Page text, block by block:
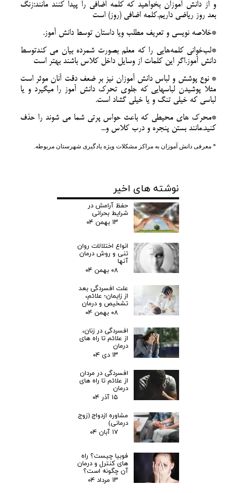
و از دانش آموزان بخواهید که کلمه اضافی را پیدا کنند مانند:زنگ
بعد روز ریاضی داریم.کلمه اضافی (روز) است
*خلاصه نویسی و تعریف مطلب ویا داستان توسط دانش آموز.
*لب‌خوانی کلمه‌هایی را که معلم بصورت شمرده بیان می کندتوسط
دانش آموز.اگر این کلمات از وسایل داخل کلاس باشند بهتر است
* نوع پوشش و لباس دانش آموزان نیز بر ضعف دقت آنان موثر است
مثلا پوشیدن لباسهایی که جلوی تحرک دانش آموز را میگیرد و یا
لباسی که خیلی تنگ و یا خیلی گشاد است.
*محرک های محیطی که باعث حواس پرتی شما می شوند را حذف
کنید.مانند بستن پنجره و درب کلاس و...
* معرفی دانش آموزان به مراکز مشکلات ویژه یادگیری شهرستان مربوطه.
نوشته های اخیر
حفظ آرامش در
شرایط بحرانی
۱۳ بهمن ۰۴
انواع اختلالات روان
تنی و روش درمان
آنها
۰۸ بهمن ۰۴
علت افسردگی بعد
از زایمان؛ علائم،
تشخیص و درمان
۰۸ بهمن ۰۴
افسردگی در زنان،
از علائم تا راه های
درمان
۱۳ دی ۰۴
افسردگی در مردان
از علائم تا راه های
درمان
۱۵ آذر ۰۴
مشاوره ازدواج (زوج
درمانی)
۱۷ آبان ۰۴
فوبیا چیست؟ راه
های کنترل و درمان
آن چگونه است؟
۱۳ مرداد ۰۴